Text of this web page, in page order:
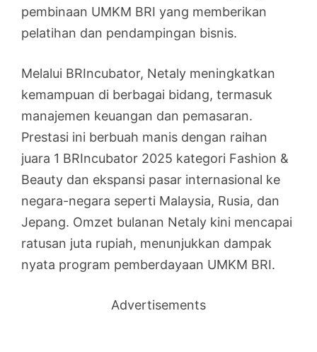
pembinaan UMKM BRI yang memberikan
pelatihan dan pendampingan bisnis.
Melalui BRIncubator, Netaly meningkatkan
kemampuan di berbagai bidang, termasuk
manajemen keuangan dan pemasaran.
Prestasi ini berbuah manis dengan raihan
juara 1 BRIncubator 2025 kategori Fashion &
Beauty dan ekspansi pasar internasional ke
negara-negara seperti Malaysia, Rusia, dan
Jepang. Omzet bulanan Netaly kini mencapai
ratusan juta rupiah, menunjukkan dampak
nyata program pemberdayaan UMKM BRI.
Advertisements